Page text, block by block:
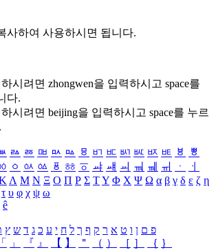
사하여 사용하시면 됩니다.
시려면 zhongwen을 입력하시고 space를
다.
시려면 beijing을 입력하시고 space를 누르
ㅬ ㅭ ㅮ ㅯ ㅰ ㅱ ㅲ ㅳ ㅴ ㅵ ㅶ ㅷ ㅸ
ㅹ
ㆁ ㆂ ㆃ ㆄ ㆅ ㆆ ㆇ ㆈ ㆉ ㆊ ㆋ ㆌ ㆍ
ㆎ
Λ Μ Ν Ξ Ο Π Ρ Σ ΤΥ Φ Χ Ψ Ω α β γ δ ε ζ η
τ υ φ χ ψ ω
ê
פ ם ן ו ט א ר ק ף ך ל ח י ע כ ג ד ש ץ
「 」 『 』 【 】 ＂ （ ） ［ ］ ｛ ｝